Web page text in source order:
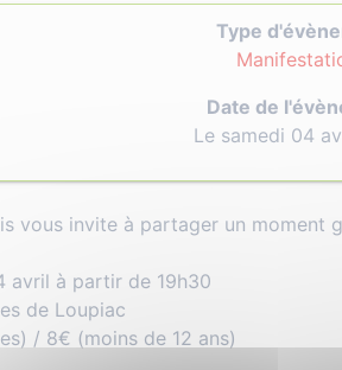
Type
Date de
Le samedi 04
vous invite à partager un moment
avril à partir de 19h30
de Loupiac
/ 8€ (moins de 12 ans)